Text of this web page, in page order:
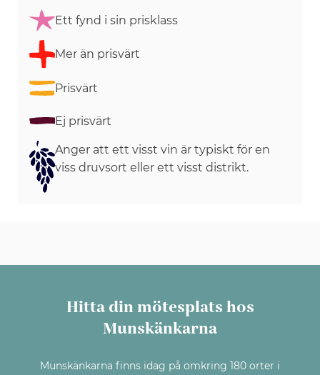
Ett fynd i sin prisklass
Mer än prisvärt
Prisvärt
Ej prisvärt
Anger att ett visst vin är typiskt för en
viss druvsort eller ett visst distrikt.
Hitta din mötesplats hos
Munskänkarna
Munskänkarna finns idag på omkring 180 orter i